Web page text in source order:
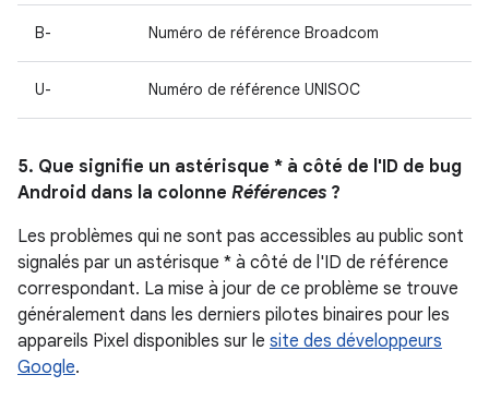
B- Numéro de référence Broadcom
U- Numéro de référence UNISOC
5. Que signifie un astérisque * à côté de l'ID de bug
Android dans la colonne Références ?
Les problèmes qui ne sont pas accessibles au public sont
signalés par un astérisque * à côté de l'ID de référence
correspondant. La mise à jour de ce problème se trouve
généralement dans les derniers pilotes binaires pour les
appareils Pixel disponibles sur le site des développeurs
Google.